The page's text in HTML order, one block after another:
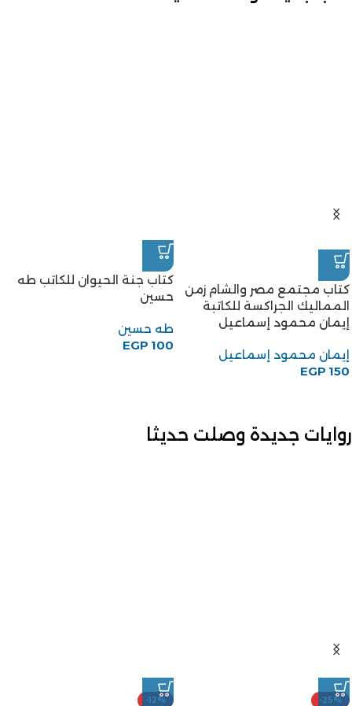
كتاب مجتمع مصر والشام زمن
المماليك الجراكسة للكاتبة
إيمان محمود إسماعيل
إيمان محمود إسماعيل
EGP 150
روايات جديدة وصلت حديثا
-25%
-12%